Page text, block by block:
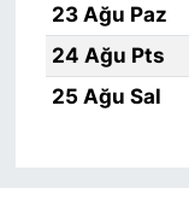
23 Ağu Paz
24 Ağu Pts
25 Ağu Sal